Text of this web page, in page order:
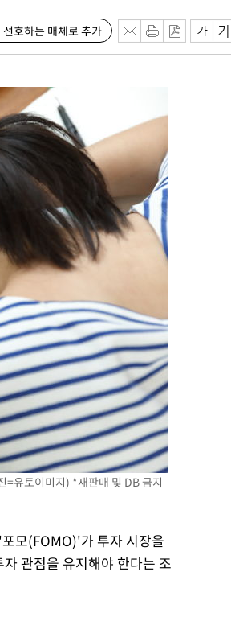
호하는 매체로 추가
=유토이미지) *재판매 및 DB 금지
모(FOMO)'가 투자 시장을
관점을 유지해야 한다는 조